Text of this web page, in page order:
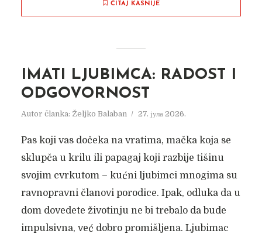
ČITAJ KASNIJE
IMATI LJUBIMCA: RADOST I
ODGOVORNOST
Autor članka: Željko Balaban 27. јула 2026.
Pas koji vas dočeka na vratima, mačka koja se
sklupča u krilu ili papagaj koji razbije tišinu
svojim cvrkutom – kućni ljubimci mnogima su
ravnopravni članovi porodice. Ipak, odluka da u
dom dovedete životinju ne bi trebalo da bude
impulsivna, već dobro promišljena. Ljubimac